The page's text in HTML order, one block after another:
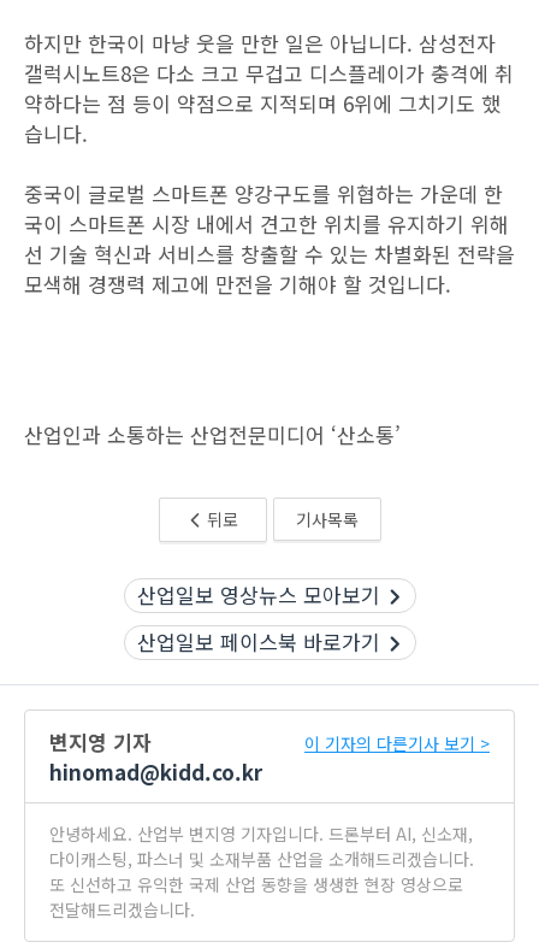
하지만 한국이 마냥 웃을 만한 일은 아닙니다. 삼성전자
갤럭시노트8은 다소 크고 무겁고 디스플레이가 충격에 취
약하다는 점 등이 약점으로 지적되며 6위에 그치기도 했
습니다.
중국이 글로벌 스마트폰 양강구도를 위협하는 가운데 한
국이 스마트폰 시장 내에서 견고한 위치를 유지하기 위해
선 기술 혁신과 서비스를 창출할 수 있는 차별화된 전략을
모색해 경쟁력 제고에 만전을 기해야 할 것입니다.
산업인과 소통하는 산업전문미디어 ‘산소통’
뒤로 기사목록
산업일보 영상뉴스 모아보기
산업일보 페이스북 바로가기
변지영 기자
hinomad@kidd.co.kr
이 기자의 다른기사 보기 >
안녕하세요. 산업부 변지영 기자입니다. 드론부터 AI, 신소재,
다이캐스팅, 파스너 및 소재부품 산업을 소개해드리겠습니다.
또 신선하고 유익한 국제 산업 동향을 생생한 현장 영상으로
전달해드리겠습니다.